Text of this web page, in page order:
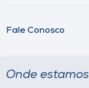
Fale Conosco
Onde estamos